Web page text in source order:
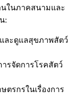
นในภาคสนามและ
:
ละดูแลสุขภาพสัตว์
รจัดการโรคสัตว์
ตรกรในเรื่องการ